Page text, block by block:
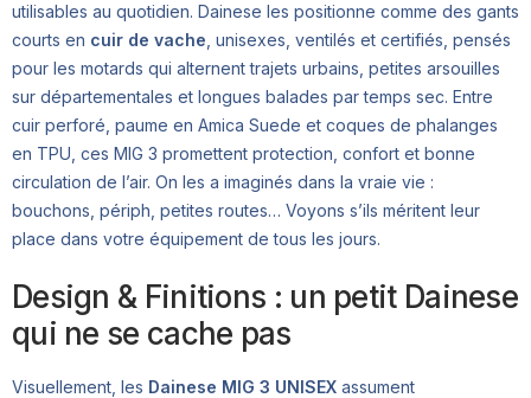
utilisables au quotidien. Dainese les positionne comme des gants
courts en cuir de vache , unisexes, ventilés et certifiés, pensés
pour les motards qui alternent trajets urbains, petites arsouilles
sur départementales et longues balades par temps sec. Entre
cuir perforé, paume en Amica Suede et coques de phalanges
en TPU, ces MIG 3 promettent protection, confort et bonne
circulation de l’air. On les a imaginés dans la vraie vie :
bouchons, périph, petites routes… Voyons s’ils méritent leur
place dans votre équipement de tous les jours.
Design & Finitions : un petit Dainese
qui ne se cache pas
Visuellement, les Dainese MIG 3 UNISEX assument